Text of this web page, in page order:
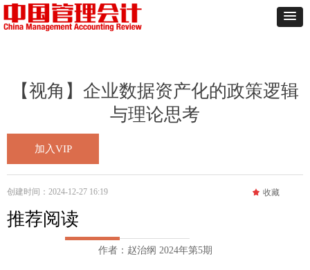
【视角】企业数据资产化的政策逻辑
与理论思考
推荐阅读
作者：赵治纲 2024年第5期
创建时间： 2024-12-27 16:19 끄 收藏
加入VIP